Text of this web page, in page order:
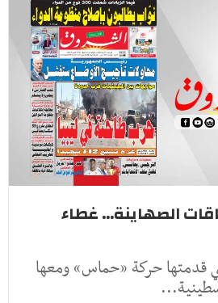
الصهاينة... غطاء
قدمتها حركة «حماس» ومعها